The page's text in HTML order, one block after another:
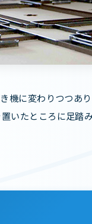
に変わりつつあ
いたところに足踏